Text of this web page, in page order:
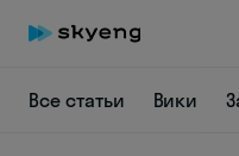
Все статьи Вики